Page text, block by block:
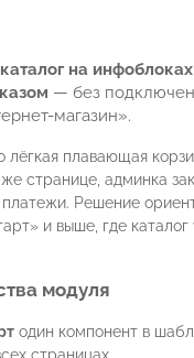
на
— без
магазин».
лёгкая плавающая
странице, админка
Решение
и выше, где
модуля
один компонент в